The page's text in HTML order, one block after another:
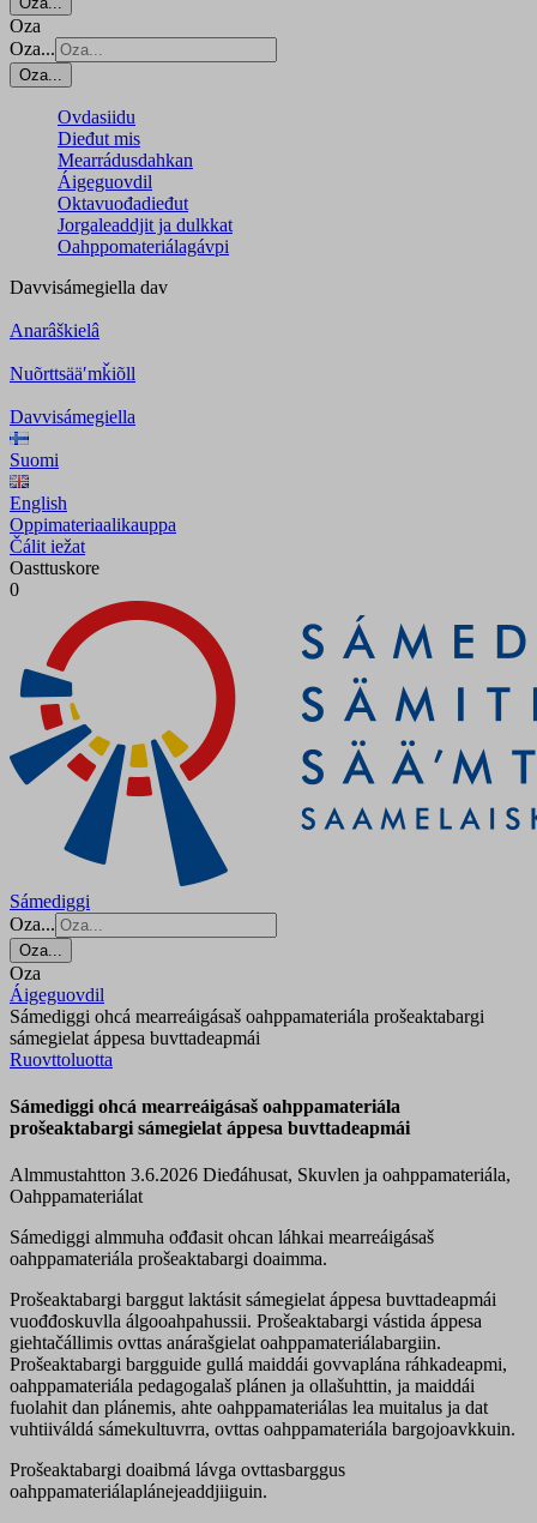
Oza
Oza...
Oza...
Ovdasiidu
Dieđut mis
Mearrádusdahkan
Áigeguovdil
Oktavuođadieđut
Jorgaleaddjit ja dulkkat
Oahppomateriálagávpi
Davvisámegiella dav
Anarâškielâ
Nuõrttsääʹmǩiõll
Davvisámegiella
Suomi
English
Oppimateriaalikauppa
Čálit iežat
Oasttuskore
0
Sámediggi
Oza...
Oza...
Oza
Áigeguovdil
Sámediggi ohcá mearreáigásaš oahppamateriála prošeaktabargi
sámegielat áppesa buvttadeapmái
Ruovttoluotta
Sámediggi ohcá mearreáigásaš oahppamateriála
prošeaktabargi sámegielat áppesa buvttadeapmái
Almmustahtton 3.6.2026 Dieđáhusat, Skuvlen ja oahppamateriála,
Oahppamateriálat
Sámediggi almmuha ođđasit ohcan láhkai mearreáigásaš
oahppamateriála prošeaktabargi doaimma.
Prošeaktabargi barggut laktásit sámegielat áppesa buvttadeapmái
vuođđoskuvlla álgooahpahussii. Prošeaktabargi vástida áppesa
giehtačállimis ovttas anárašgielat oahppamateriálabargiin.
Prošeaktabargi bargguide gullá maiddái govvaplána ráhkadeapmi,
oahppamateriála pedagogalaš plánen ja ollašuhttin, ja maiddái
fuolahit dan plánemis, ahte oahppamateriálas lea muitalus ja dat
vuhtiiváldá sámekultuvrra, ovttas oahppamateriála bargojoavkkuin.
Prošeaktabargi doaibmá lávga ovttasbarggus
oahppamateriálaplánejeaddjiiguin.